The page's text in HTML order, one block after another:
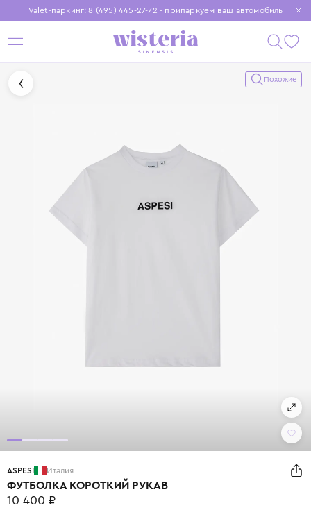
Valet-паркинг: 8 (495) 445-27-72 - припаркуем ваш автомобиль
Бесплатная доставка при заказе от 15 000 ₽
Установите приложение, чтобы покупки были еще удобнее
Похожие
ASPESI Италия
ФУТБОЛКА КОРОТКИЙ РУКАВ
10 400 ₽